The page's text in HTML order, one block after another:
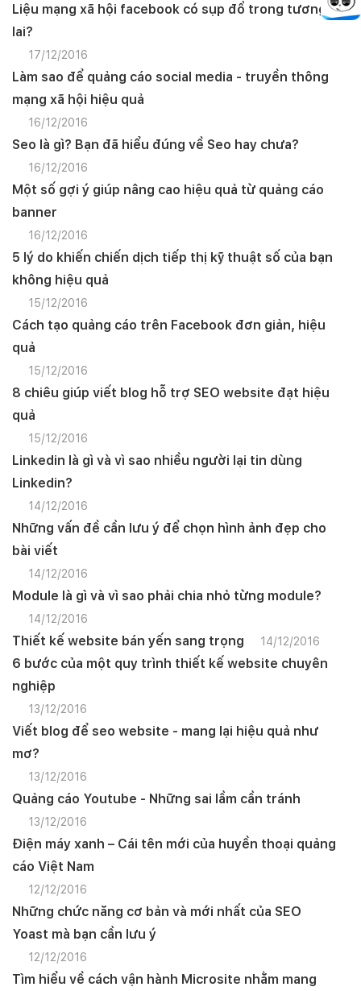
Liệu mạng xã hội facebook có sụp đổ trong tương
lai?
17/12/2016
Làm sao để quảng cáo social media - truyền thông
mạng xã hội hiệu quả
16/12/2016
Seo là gì? Bạn đã hiểu đúng về Seo hay chưa?
16/12/2016
Một số gợi ý giúp nâng cao hiệu quả từ quảng cáo
banner
16/12/2016
5 lý do khiến chiến dịch tiếp thị kỹ thuật số của bạn
không hiệu quả
15/12/2016
Cách tạo quảng cáo trên Facebook đơn giản, hiệu
quả
15/12/2016
8 chiêu giúp viết blog hỗ trợ SEO website đạt hiệu
quả
15/12/2016
Linkedin là gì và vì sao nhiều người lại tin dùng
Linkedin?
14/12/2016
Những vấn đề cần lưu ý để chọn hình ảnh đẹp cho
bài viết
14/12/2016
Module là gì và vì sao phải chia nhỏ từng module?
14/12/2016
Thiết kế website bán yến sang trọng 14/12/2016
6 bước của một quy trình thiết kế website chuyên
nghiệp
13/12/2016
Viết blog để seo website - mang lại hiệu quả như
mơ?
13/12/2016
Quảng cáo Youtube - Những sai lầm cần tránh
13/12/2016
Điện máy xanh – Cái tên mới của huyền thoại quảng
cáo Việt Nam
12/12/2016
Những chức năng cơ bản và mới nhất của SEO
Yoast mà bạn cần lưu ý
12/12/2016
Tìm hiểu về cách vận hành Microsite nhằm mang